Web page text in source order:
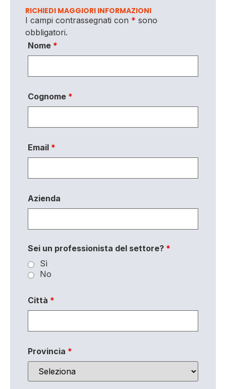
RICHIEDI MAGGIORI INFORMAZIONI
I campi contrassegnati con * sono
obbligatori.
Nome *
Cognome *
Email *
Azienda
Sei un professionista del settore? *
Sì
No
Città *
Provincia *